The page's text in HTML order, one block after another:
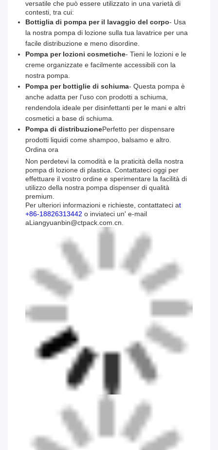
versatile che può essere utilizzato in una varietà di
contesti, tra cui:
Bottiglia di pompa per il lavaggio del corpo- Usa
la nostra pompa di lozione sulla tua lavatrice per una
facile distribuzione e meno disordine.
Pompa per lozioni cosmetiche- Tieni le lozioni e le
creme organizzate e facilmente accessibili con la
nostra pompa.
Pompa per bottiglie di schiuma- Questa pompa è
anche adatta per l'uso con prodotti a schiuma,
rendendola ideale per disinfettanti per le mani e altri
cosmetici a base di schiuma.
Pompa di distribuzionePerfetto per dispensare
prodotti liquidi come shampoo, balsamo e altro.
Ordina ora
Non perdetevi la comodità e la praticità della nostra
pompa di lozione di plastica. Contattateci oggi per
effettuare il vostro ordine e sperimentare la facilità di
utilizzo della nostra pompa dispenser di qualità
premium.
Per ulteriori informazioni e richieste, contattateci at
+86-18826313442 o inviateci un' e-mail
aLiangyuanbin@ctpack.com.cn.